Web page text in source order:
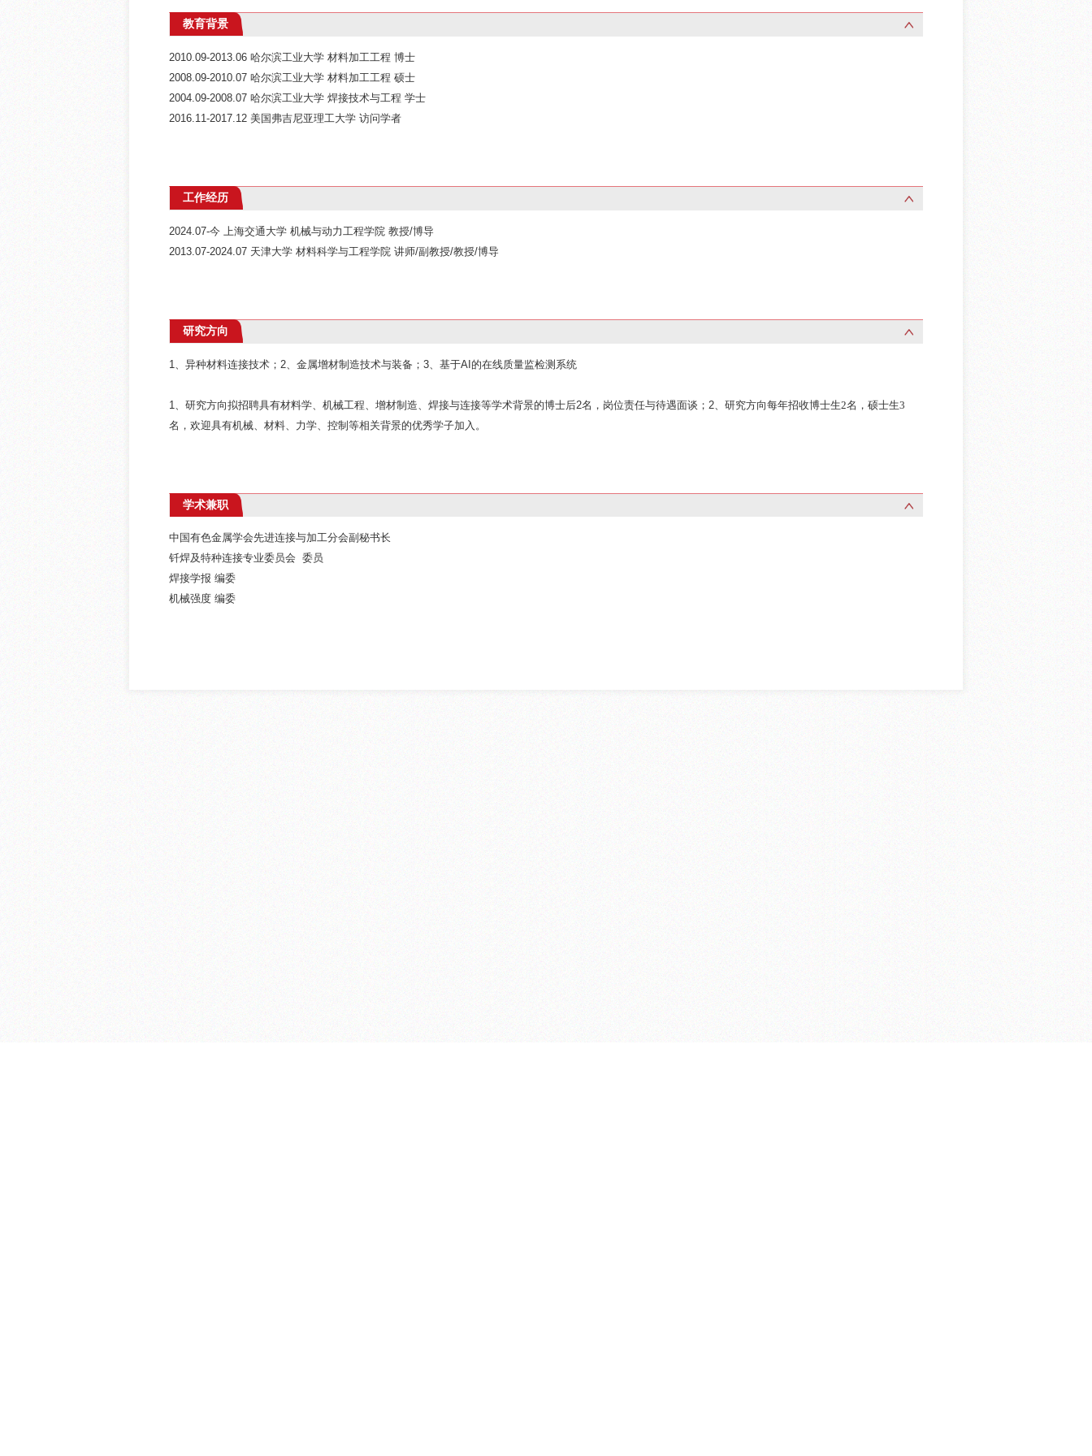
教育背景
2010.09-2013.06 哈尔滨工业大学 材料加工工程 博士
2008.09-2010.07 哈尔滨工业大学 材料加工工程 硕士
2004.09-2008.07 哈尔滨工业大学 焊接技术与工程 学士
2016.11-2017.12 美国弗吉尼亚理工大学 访问学者
工作经历
2024.07-今 上海交通大学 机械与动力工程学院 教授/博导
2013.07-2024.07 天津大学 材料科学与工程学院 讲师/副教授/教授/博导
研究方向
1、异种材料连接技术；2、金属增材制造技术与装备；3、基于AI的在线质量监检测系统
1、研究方向拟招聘具有材料学、机械工程、增材制造、焊接与连接等学术背景的博士后2名，岗位责任与待遇面谈；2、研究方向每年招收博士生2名，硕士生3
名，欢迎具有机械、材料、力学、控制等相关背景的优秀学子加入。
学术兼职
中国有色金属学会先进连接与加工分会副秘书长
钎焊及特种连接专业委员会 委员
焊接学报 编委
机械强度 编委